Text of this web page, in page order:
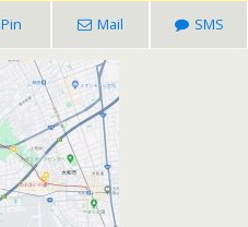
Pin Mail SMS